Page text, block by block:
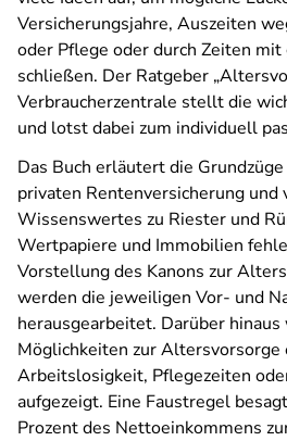
Versicherungsjahre, Auszeiten
oder Pflege oder durch Zeiten
schließen. Der Ratgeber
Verbraucherzentrale stellt die
und lotst dabei zum individuell
Das Buch erläutert die
privaten Rentenversicherung
Wissenswertes zu Riester und
Wertpapiere und Immobilien
Vorstellung des Kanons zur
werden die jeweiligen Vor- und
herausgearbeitet. Darüber hinaus
Möglichkeiten zur Altersvorsorge
Arbeitslosigkeit, Pflegezeiten
aufgezeigt. Eine Faustregel
Prozent des Nettoeinkommens